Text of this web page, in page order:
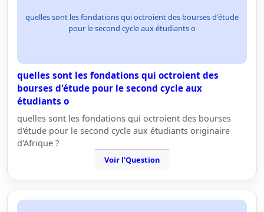
quelles sont les fondations qui octroient des bourses d'étude
pour le second cycle aux étudiants o
quelles sont les fondations qui octroient des
bourses d'étude pour le second cycle aux
étudiants o
quelles sont les fondations qui octroient des bourses
d'étude pour le second cycle aux étudiants originaire
d'Afrique ?
Voir l'Question